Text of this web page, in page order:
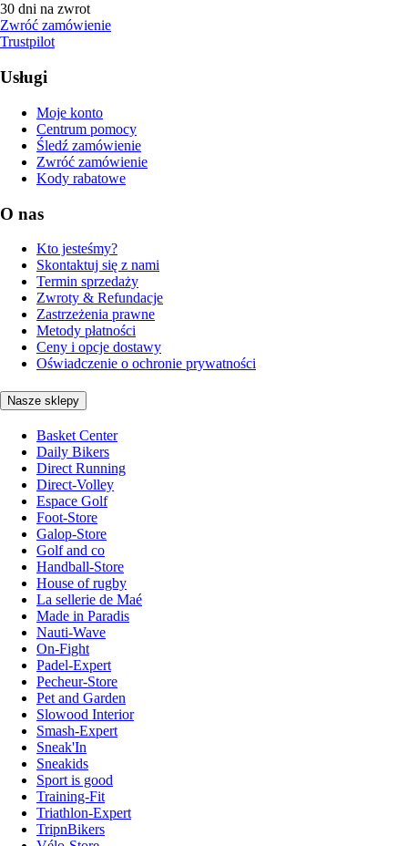
30 dni na zwrot
Zwróć zamówienie
Trustpilot
Usługi
Moje konto
Centrum pomocy
Śledź zamówienie
Zwróć zamówienie
Kody rabatowe
O nas
Kto jesteśmy?
Skontaktuj się z nami
Termin sprzedaży
Zwroty & Refundacje
Zastrzeżenia prawne
Metody płatności
Ceny i opcje dostawy
Oświadczenie o ochronie prywatności
Nasze sklepy
Basket Center
Daily Bikers
Direct Running
Direct-Volley
Espace Golf
Foot-Store
Galop-Store
Golf and co
Handball-Store
House of rugby
La sellerie de Maé
Made in Paradis
Nauti-Wave
On-Fight
Padel-Expert
Pecheur-Store
Pet and Garden
Slowood Interior
Smash-Expert
Sneak'In
Sneakids
Sport is good
Training-Fit
Triathlon-Expert
TripnBikers